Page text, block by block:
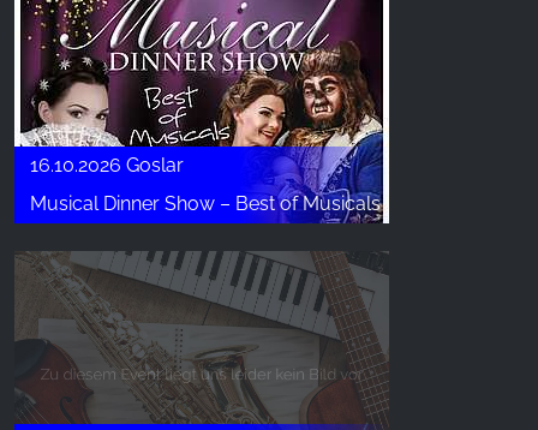
16.10.2026 Goslar
Musical Dinner Show – Best of Musicals